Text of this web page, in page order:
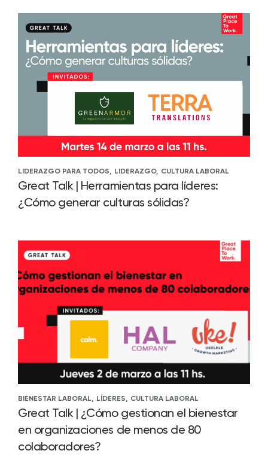
LIDERAZGO PARA TODOS, LIDERAZGO, CULTURA LABORAL
Great Talk | Herramientas para líderes:
¿Cómo generar culturas sólidas?
BIENESTAR LABORAL, LÍDERES, CULTURA LABORAL
Great Talk | ¿Cómo gestionan el bienestar
en organizaciones de menos de 80
colaboradores?